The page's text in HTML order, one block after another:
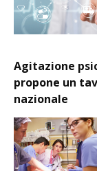
Agitazione
propone un
nazionale